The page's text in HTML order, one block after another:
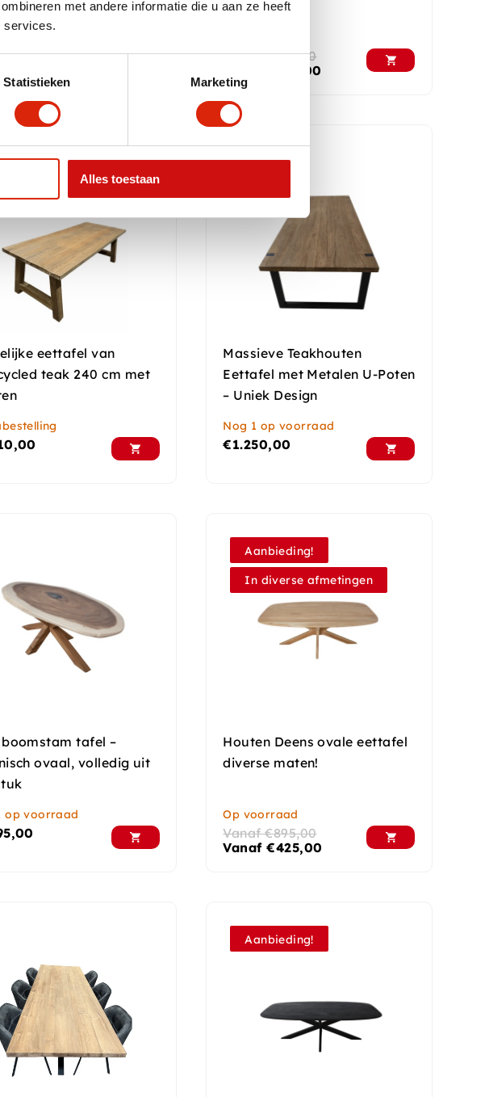
met andere informatie die u aan ze heeft
services.
Statistieken Marketing
Alles toestaan
matrixpoot
Vanaf€695,00
595,00
eettafel van
teak 240 cm met
Massieve Teakhouten
Eettafel met Metalen U-Poten
– Uniek Design
Nog 1 op voorraad
€1.250,00
boomstam tafel –
ovaal, volledig uit
op voorraad
Aanbieding!
In diverse afmetingen
Houten Deens ovale eettafel
diverse maten!
Op voorraad
Vanaf€895,00
Vanaf€425,00
Aanbieding!